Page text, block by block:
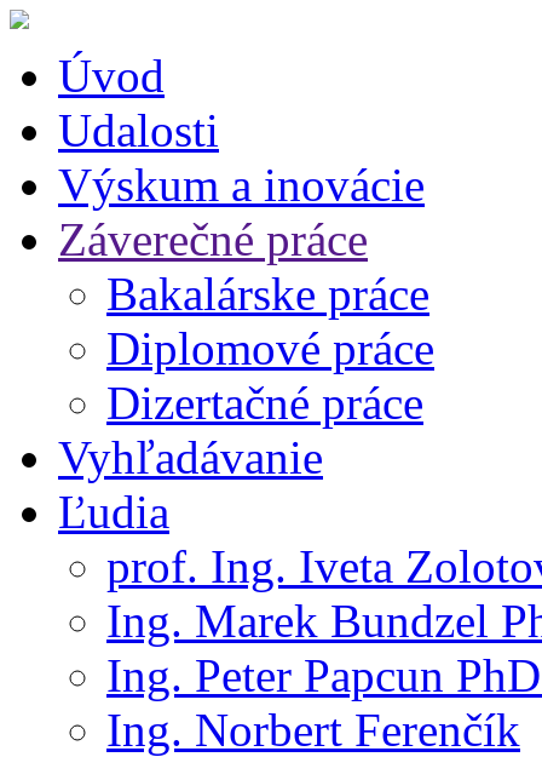
Úvod
Udalosti
Výskum a inovácie
Záverečné práce
Bakalárske práce
Diplomové práce
Dizertačné práce
Vyhľadávanie
Ľudia
prof. Ing. Iveta
Ing. Marek Bundzel
Ing. Peter Papcun
Ing. Norbert Ferenčík